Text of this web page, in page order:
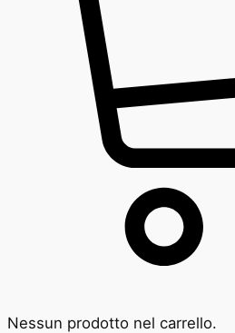
Nessun prodotto nel carrello.